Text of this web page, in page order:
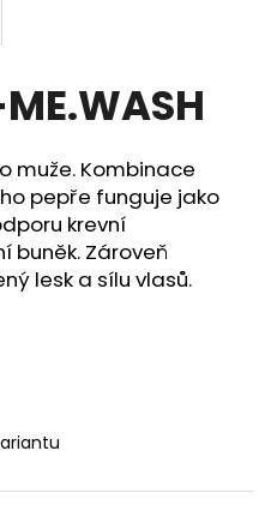
muže. Kombinace
pepře funguje jako
krevní
buněk. Zároveň
lesk a sílu vlasů.